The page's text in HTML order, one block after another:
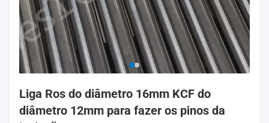
Liga Ros do diâmetro 16mm KCF do
diâmetro 12mm para fazer os pinos da